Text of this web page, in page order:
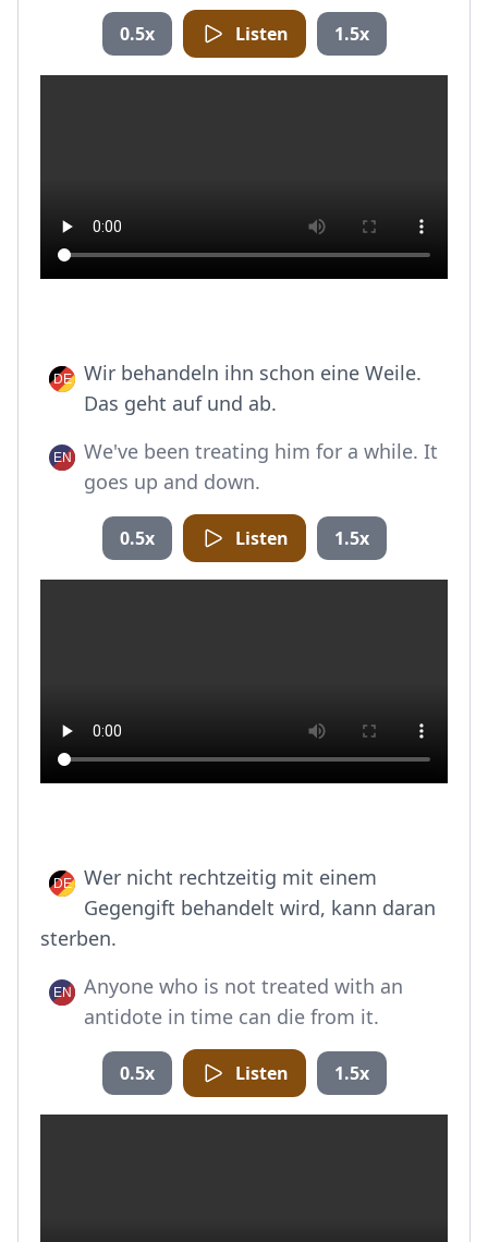
0.5x Listen 1.5x
Wir behandeln ihn schon eine Weile.
Das geht auf und ab.
We've been treating him for a while. It
goes up and down.
0.5x Listen 1.5x
Wer nicht rechtzeitig mit einem
Gegengift behandelt wird, kann daran
sterben.
Anyone who is not treated with an
antidote in time can die from it.
0.5x Listen 1.5x